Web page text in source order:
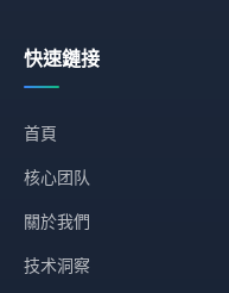
快速鏈接
首頁
核心团队
關於我們
技术洞察